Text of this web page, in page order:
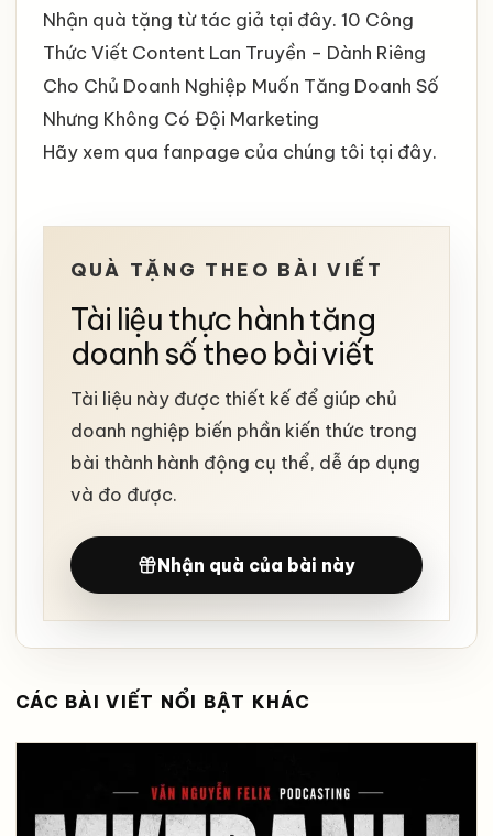
Nhận quà tặng từ tác giả tại đây. 10 Công
Thức Viết Content Lan Truyền – Dành Riêng
Cho Chủ Doanh Nghiệp Muốn Tăng Doanh Số
Nhưng Không Có Đội Marketing
Hãy xem qua fanpage của chúng tôi tại đây.
QUÀ TẶNG THEO BÀI VIẾT
Tài liệu thực hành tăng
doanh số theo bài viết
Tài liệu này được thiết kế để giúp chủ
doanh nghiệp biến phần kiến thức trong
bài thành hành động cụ thể, dễ áp dụng
và đo được.
Nhận quà của bài này
CÁC BÀI VIẾT NỔI BẬT KHÁC